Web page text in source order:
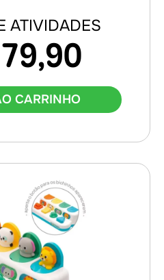
ATIVIDADES
CARRINHO